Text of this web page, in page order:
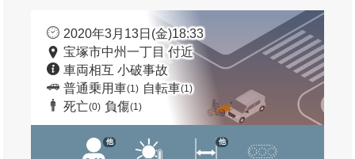
2020年3月13日(金)18:33
宝塚市中州一丁目 付近
車両相互 小破事故
普通乗用車(1) 自転車(1)
死亡(0) 負傷(1)
他 他